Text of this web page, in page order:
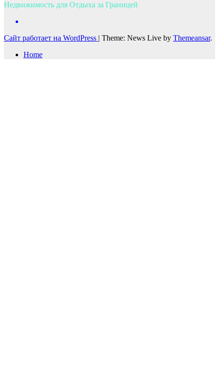
Недвижимость для Отдыха за Границей
Сайт работает на WordPress | Theme: News Live by Themeansar.
Home